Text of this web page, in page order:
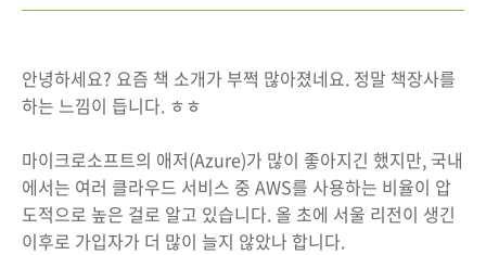
안녕하세요? 요즘 책 소개가 부쩍 많아졌네요. 정말 책장사를
하는 느낌이 듭니다. ㅎㅎ
마이크로소프트의 애저(Azure)가 많이 좋아지긴 했지만, 국내
에서는 여러 클라우드 서비스 중 AWS를 사용하는 비율이 압
도적으로 높은 걸로 알고 있습니다. 올 초에 서울 리전이 생긴
이후로 가입자가 더 많이 늘지 않았나 합니다.